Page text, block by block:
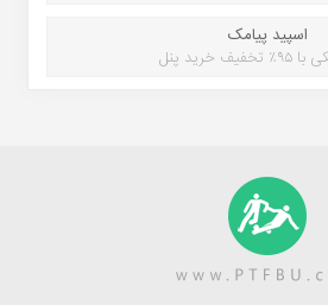
اسپید پیامک
خرید پنل